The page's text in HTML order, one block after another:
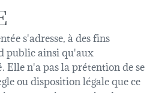
s'adresse, à des fins
public ainsi qu'aux
Elle n'a pas la prétention de se
ou disposition légale que ce